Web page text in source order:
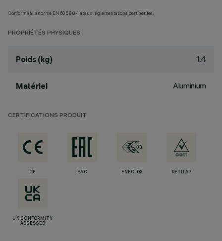
Conforme à la norme EN60598-1 et aux réglementations pertinentes.
PROPRIÉTÉS PHYSIQUES
Poids (kg) 1.4
Matériel Aluminium
CERTIFICATIONS PRODUIT
CE EAC ENEC-03 RETILAP
UK CONFORMITY
ASSESSED